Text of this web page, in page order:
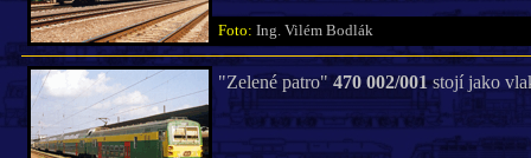
Foto: Ing. Vilém Bodlák
"Zelené patro" 470 002/001stojí jako